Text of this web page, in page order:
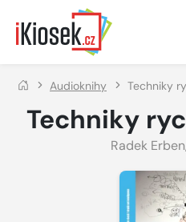
Přejít na hlavní obsah
Audioknihy Techniky
Techniky
Radek Erben,